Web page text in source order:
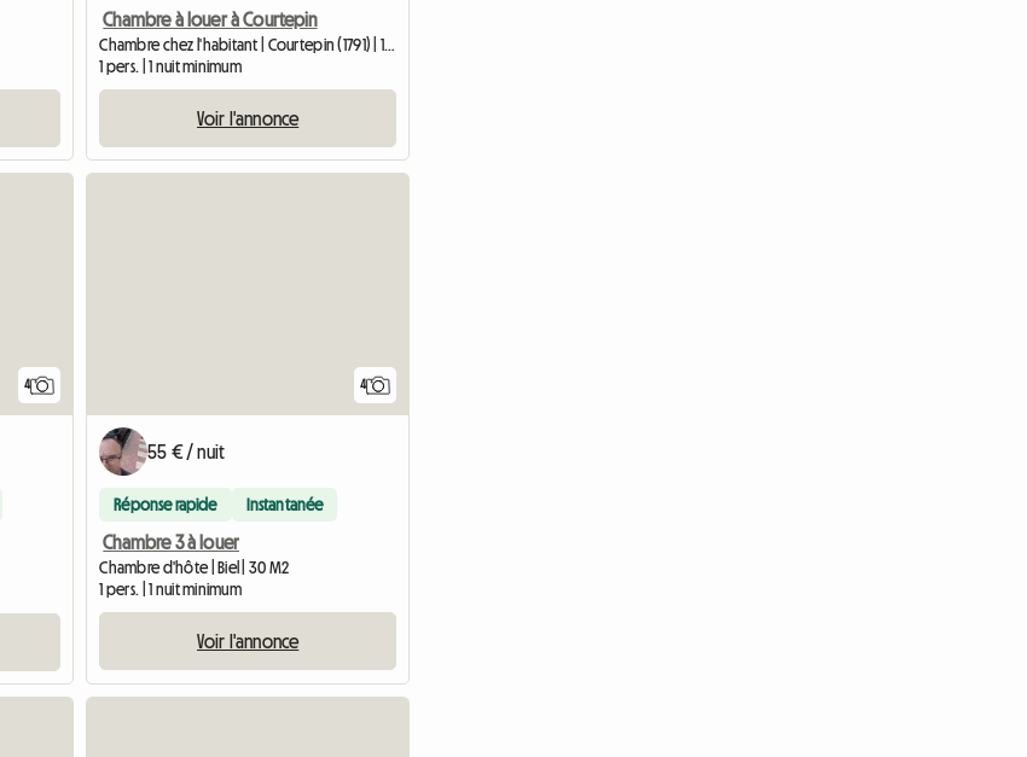
Chambre à louer à Courtepin
Chambre chez l'habitant | Courtepin (1791) | 12 M2
1 pers. | 1 nuit minimum
Voir l'annonce
4 4
55 € / nuit
Réponse rapide Instantanée
Chambre 3 à louer
Chambre d'hôte | Biel | 30 M2
1 pers. | 1 nuit minimum
Voir l'annonce